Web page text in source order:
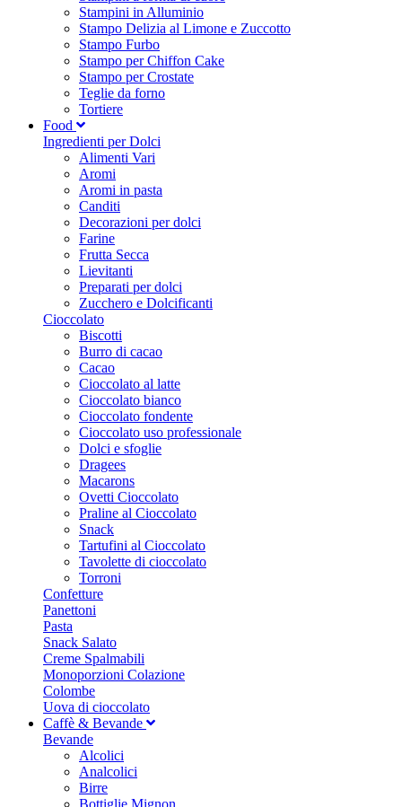
Stampini in Alluminio
Stampo Delizia al Limone e Zuccotto
Stampo Furbo
Stampo per Chiffon Cake
Stampo per Crostate
Teglie da forno
Tortiere
Food
Ingredienti per Dolci
Alimenti Vari
Aromi
Aromi in pasta
Canditi
Decorazioni per dolci
Farine
Frutta Secca
Lievitanti
Preparati per dolci
Zucchero e Dolcificanti
Cioccolato
Biscotti
Burro di cacao
Cacao
Cioccolato al latte
Cioccolato bianco
Cioccolato fondente
Cioccolato uso professionale
Dolci e sfoglie
Dragees
Macarons
Ovetti Cioccolato
Praline al Cioccolato
Snack
Tartufini al Cioccolato
Tavolette di cioccolato
Torroni
Confetture
Panettoni
Pasta
Snack Salato
Creme Spalmabili
Monoporzioni Colazione
Colombe
Uova di cioccolato
Caffè & Bevande
Bevande
Alcolici
Analcolici
Birre
Bottiglie Mignon